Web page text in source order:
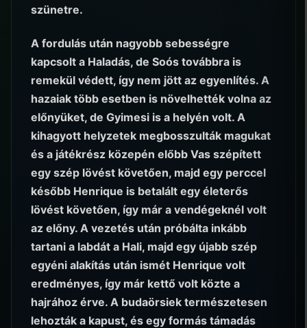
szünetre.
A fordulás után nagyobb sebességre
kapcsolt a Haladás, de Soós továbbra is
remekül védett, így nem jött az egyenlítés. A
hazaiak több esetben is növelhették volna az
előnyüket, de Gyimesi is a helyén volt. A
kihagyott helyzetek megbosszulták magukat
és a játékrész közepén előbb Vas szépített
egy szép lövést követően, majd egy perccel
később Henrique is betalált egy életerős
lövést követően, így már a vendégeknél volt
az előny. A vezetés után próbálta inkább
tartani a labdát a Hali, majd egy újabb szép
egyéni alakítás után ismét Henrique volt
eredményes, így már kettő volt közte a
hajrához érve. A budaörsiek természetesen
lehozták a kapust, és egy formás támadás